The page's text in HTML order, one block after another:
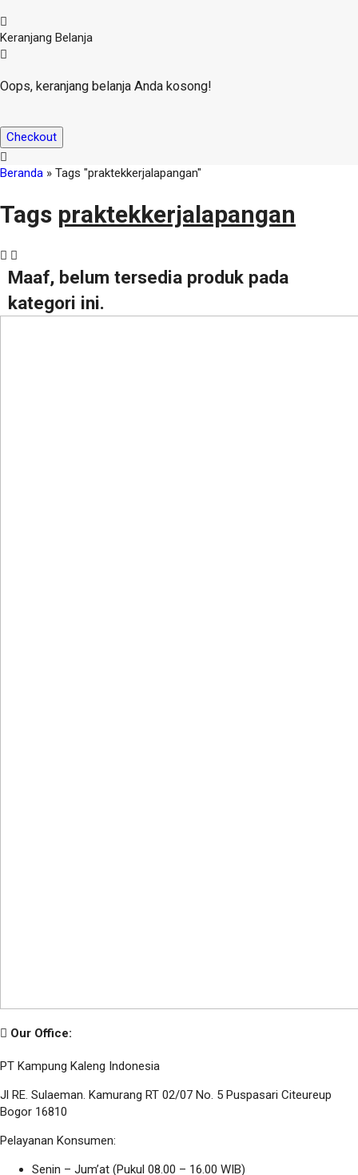
Keranjang Belanja
Oops, keranjang belanja Anda kosong!
Checkout
Beranda » Tags "praktekkerjalapangan"
Tags praktekkerjalapangan
Maaf, belum tersedia produk pada
kategori ini.
Our Office:
PT Kampung Kaleng Indonesia
Jl RE. Sulaeman. Kamurang RT 02/07 No. 5 Puspasari Citeureup
Bogor 16810
Pelayanan Konsumen:
Senin – Jum’at (Pukul 08.00 – 16.00 WIB)